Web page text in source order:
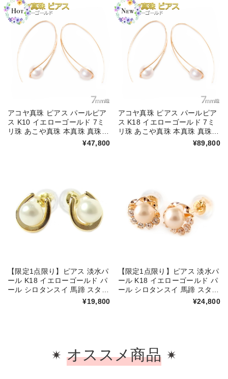
アコヤ真珠 ピアス パールピア
ス K10 イエローゴールド 7ミ
リ珠 あこや真珠 本真珠 真珠
フック ジプシー レディース
¥47,800
アコヤ真珠 ピアス パールピア
ス K18 イエローゴールド 7ミ
リ珠 あこや真珠 本真珠 真珠
フック ジプシー レディース
¥89,800
【限定1点限り】ピアス 淡水パ
ール K18 イエローゴールド パ
ール シロタンスイ 馬蹄 スタッ
ド シンプル シリコン製ダブル
¥19,800
【限定1点限り】ピアス 淡水パ
ール K18 イエローゴールド パ
ール シロタンスイ 馬蹄 スタッ
ド シンプル シリコン製ダブル
¥24,800
オススメ商品